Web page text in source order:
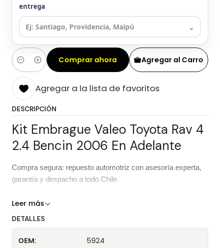
entrega
⌄
Cantidad
Agregar al Carro
Comprar ahora
Agregar a la lista de favoritos
DESCRIPCIÓN
Kit Embrague Valeo Toyota Rav 4
2.4 Bencin 2006 En Adelante
Compra segura: repuesto automotriz con asesoría experta,
garantía y despacho a todo Chile.
Características del repuesto
Bencin 2006 En Adelante
Leer más
DETALLES
OEM: 5924